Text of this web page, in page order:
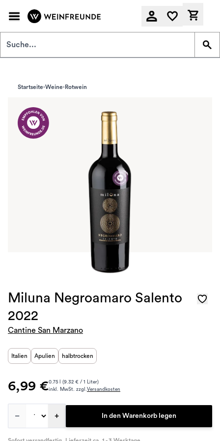
Startseite Weine Rotwein
Miluna Negroamaro Salento
2022
Cantine San Marzano
Italien Apulien halbtrocken
6,99 €0.75 l (9.32 € / 1 Liter)
inkl. MwSt. zzgl.Versandkosten
– + In den Warenkorb legen